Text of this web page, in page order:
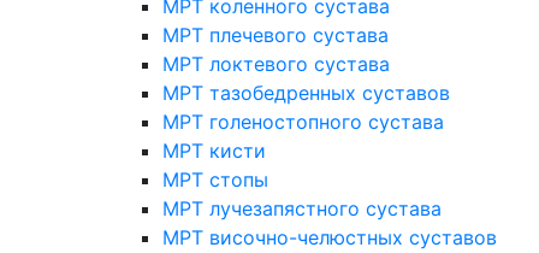
МРТ коленного сустава
МРТ плечевого сустава
МРТ локтевого сустава
МРТ тазобедренных суставов
МРТ голеностопного сустава
МРТ кисти
МРТ стопы
МРТ лучезапястного сустава
МРТ височно-челюстных суставов